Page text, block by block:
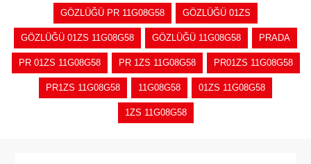
GÖZLÜĞÜ PR 11G08G58 GÖZLÜĞÜ 01ZS
GÖZLÜĞÜ 01ZS 11G08G58 GÖZLÜĞÜ 11G08G58 PRADA
PR 01ZS 11G08G58 PR 1ZS 11G08G58 PR01ZS 11G08G58
PR1ZS 11G08G58 11G08G58 01ZS 11G08G58
1ZS 11G08G58